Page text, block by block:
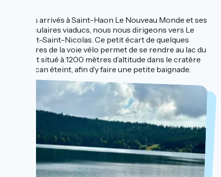
Une fois arrivés à Saint-Haon Le Nouveau Monde et ses
spectaculaires viaducs, nous nous dirigeons vers Le
Bouchet-Saint-Nicolas. Ce petit écart de quelques
kilomètres de la voie vélo permet de se rendre au lac du
Bouchet situé à 1200 mètres d’altitude dans le cratère
d’un volcan éteint, afin d’y faire une petite baignade.